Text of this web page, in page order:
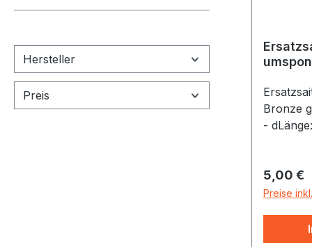
Hersteller
Preis
Bronze
-
5,00 €
Preise